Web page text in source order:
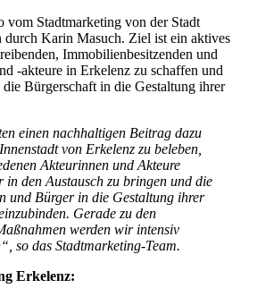
vom Stadtmarketing von der Stadt
durch Karin Masuch. Ziel ist ein aktives
Immobilienbesitzenden und
-akteure in Erkelenz zu schaffen und
Bürgerschaft in die Gestaltung ihrer
einen nachhaltigen Beitrag dazu
von Erkelenz zu beleben,
Akteurinnen und Akteure
in den Austausch zu bringen und die
und Bürger in die Gestaltung ihrer
Gerade zu den
werden wir intensiv
so das Stadtmarketing-Team.
Erkelenz: